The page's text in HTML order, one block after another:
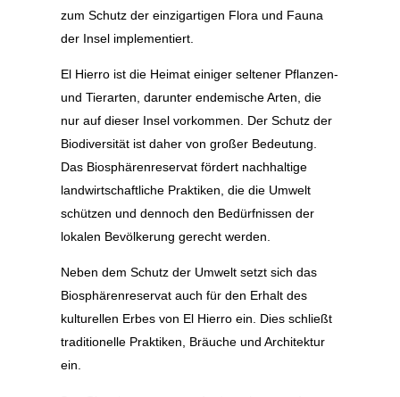
zum Schutz der einzigartigen Flora und Fauna
der Insel implementiert.
El Hierro ist die Heimat einiger seltener Pflanzen-
und Tierarten, darunter endemische Arten, die
nur auf dieser Insel vorkommen. Der Schutz der
Biodiversität ist daher von großer Bedeutung.
Das Biosphärenreservat fördert nachhaltige
landwirtschaftliche Praktiken, die die Umwelt
schützen und dennoch den Bedürfnissen der
lokalen Bevölkerung gerecht werden.
Neben dem Schutz der Umwelt setzt sich das
Biosphärenreservat auch für den Erhalt des
kulturellen Erbes von El Hierro ein. Dies schließt
traditionelle Praktiken, Bräuche und Architektur
ein.